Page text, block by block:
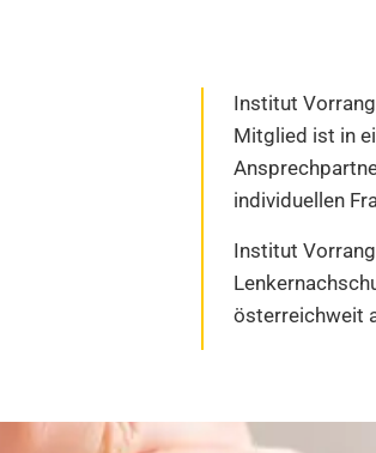
Institut
Mitglied ist in
individuellen
Institut
österreichweit